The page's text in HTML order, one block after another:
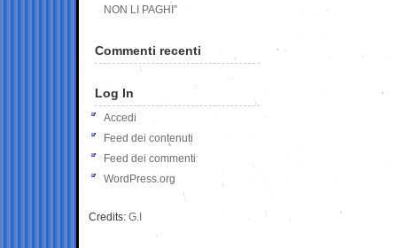
NON LI PAGHI”
Commenti recenti
Log In
Accedi
Feed dei contenuti
Feed dei commenti
WordPress.org
Credits: G.I